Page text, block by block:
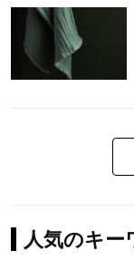
人気のキー